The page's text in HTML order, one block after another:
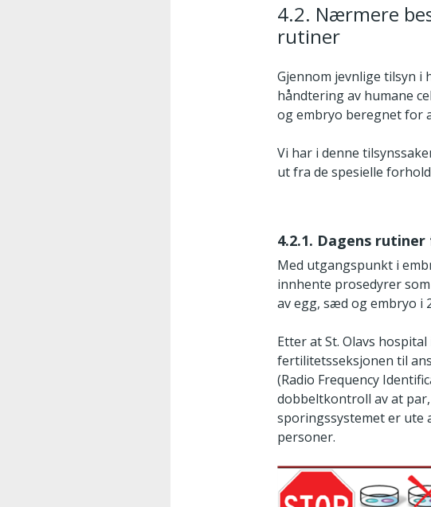
4.2. Nærmere
rutiner
Gjennom jevnlige tilsyn
håndtering av humane
og embryo beregnet for
Vi har i denne
ut fra de spesielle
4.2.1. Dagens
Med utgangspunkt i
innhente prosedyrer
av egg, sæd og embryo i
Etter at St. Olavs
fertilitetsseksjonen til
(Radio Frequency
dobbeltkontroll av at
sporingssystemet er
personer.